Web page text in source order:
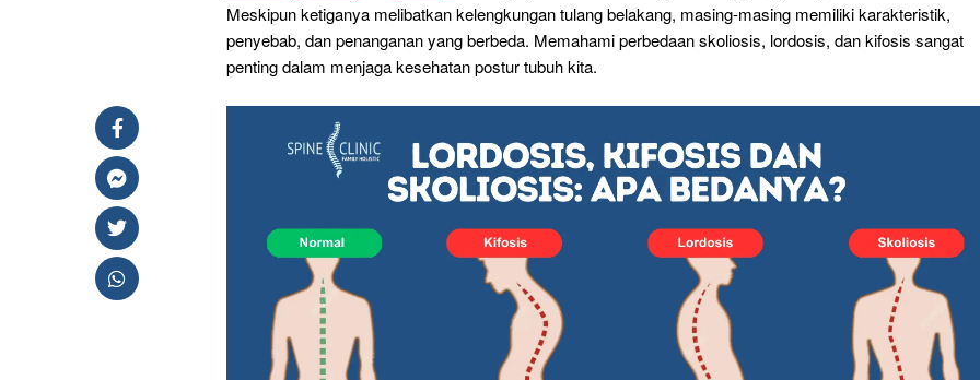
Meskipun ketiganya melibatkan kelengkungan tulang belakang, masing-masing memiliki karakteristik,
penyebab, dan penanganan yang berbeda. Memahami perbedaan skoliosis, lordosis, dan kifosis sangat
penting dalam menjaga kesehatan postur tubuh kita.